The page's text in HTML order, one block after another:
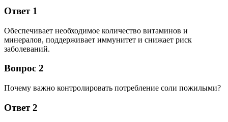
Ответ 1
Обеспечивает необходимое количество витаминов и
минералов, поддерживает иммунитет и снижает риск
заболеваний.
Вопрос 2
Почему важно контролировать потребление соли пожилыми?
Ответ 2